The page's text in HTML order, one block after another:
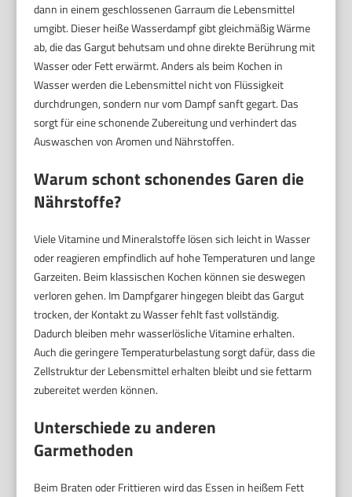
dann in einem geschlossenen Garraum die Lebensmittel
umgibt. Dieser heiße Wasserdampf gibt gleichmäßig Wärme
ab, die das Gargut behutsam und ohne direkte Berührung mit
Wasser oder Fett erwärmt. Anders als beim Kochen in
Wasser werden die Lebensmittel nicht von Flüssigkeit
durchdrungen, sondern nur vom Dampf sanft gegart. Das
sorgt für eine schonende Zubereitung und verhindert das
Auswaschen von Aromen und Nährstoffen.
Warum schont schonendes Garen die
Nährstoffe?
Viele Vitamine und Mineralstoffe lösen sich leicht in Wasser
oder reagieren empfindlich auf hohe Temperaturen und lange
Garzeiten. Beim klassischen Kochen können sie deswegen
verloren gehen. Im Dampfgarer hingegen bleibt das Gargut
trocken, der Kontakt zu Wasser fehlt fast vollständig.
Dadurch bleiben mehr wasserlösliche Vitamine erhalten.
Auch die geringere Temperaturbelastung sorgt dafür, dass die
Zellstruktur der Lebensmittel erhalten bleibt und sie fettarm
zubereitet werden können.
Unterschiede zu anderen
Garmethoden
Beim Braten oder Frittieren wird das Essen in heißem Fett